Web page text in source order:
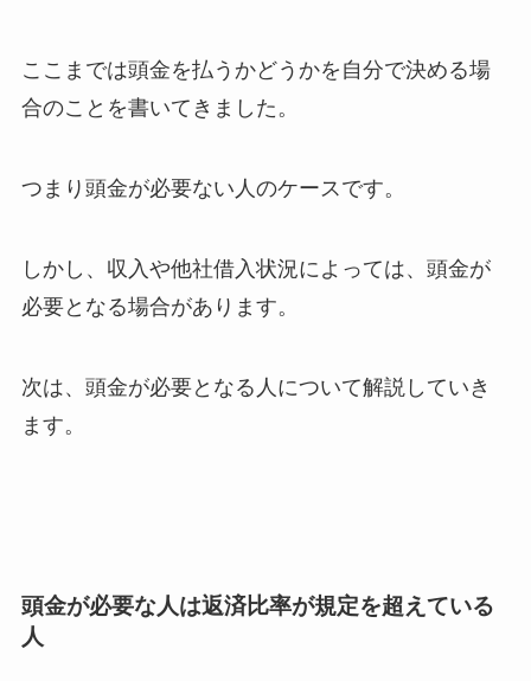
ここまでは頭金を払うかどうかを自分で決める場
合のことを書いてきました。
つまり頭金が必要ない人のケースです。
しかし、収入や他社借入状況によっては、頭金が
必要となる場合があります。
次は、頭金が必要となる人について解説していき
ます。
頭金が必要な人は返済比率が規定を超えている
人